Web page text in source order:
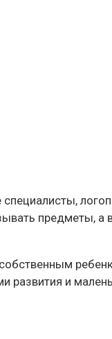
предметы, а
развития и